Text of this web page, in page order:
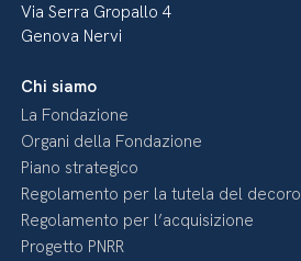
Via Serra Gropallo 4
Genova Nervi
Chi siamo
La Fondazione
Organi della Fondazione
Piano strategico
Regolamento per la tutela del decoro
Regolamento per l’acquisizione
Progetto PNRR